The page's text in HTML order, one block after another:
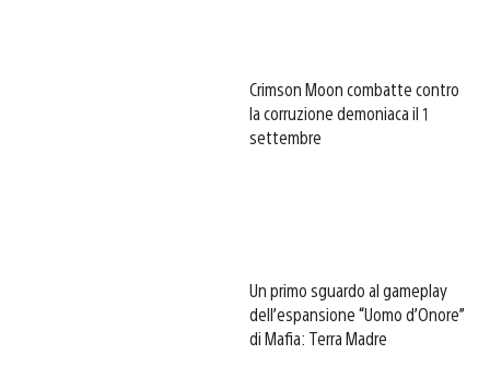
Crimson Moon combatte contro
la corruzione demoniaca il 1
settembre
Un primo sguardo al gameplay
dell’espansione “Uomo d’Onore”
di Mafia: Terra Madre